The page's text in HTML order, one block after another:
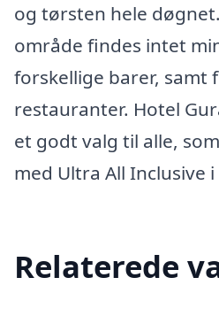
og tørsten hele
område findes intet
forskellige barer, samt
restauranter. Hotel
et godt valg til alle,
med Ultra All Inclusive
Relaterede